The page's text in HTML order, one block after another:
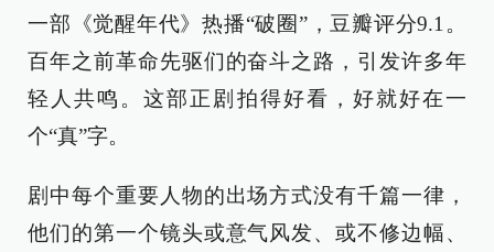
一部《觉醒年代》热播“破圈”，豆瓣评分9.1。
百年之前革命先驱们的奋斗之路，引发许多年
轻人共鸣。这部正剧拍得好看，好就好在一
个“真”字。
剧中每个重要人物的出场方式没有千篇一律，
他们的第一个镜头或意气风发、或不修边幅、